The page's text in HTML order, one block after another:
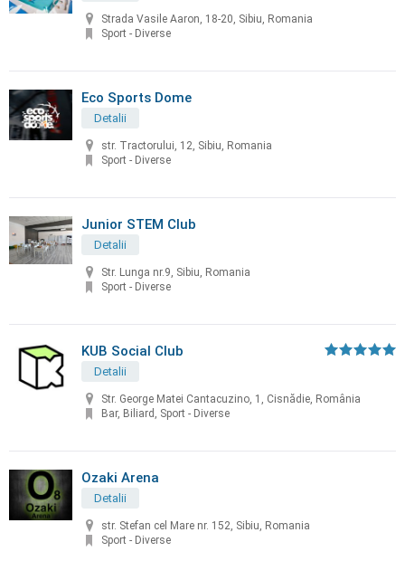
Strada Vasile Aaron, 18-20, Sibiu, Romania
Sport - Diverse
Eco Sports Dome
Detalii
str. Tractorului, 12, Sibiu, Romania
Sport - Diverse
Junior STEM Club
Detalii
Str. Lunga nr.9, Sibiu, Romania
Sport - Diverse
KUB Social Club
Detalii
Str. George Matei Cantacuzino, 1, Cisnădie, România
Bar, Biliard, Sport - Diverse
Ozaki Arena
Detalii
str. Stefan cel Mare nr. 152, Sibiu, Romania
Sport - Diverse